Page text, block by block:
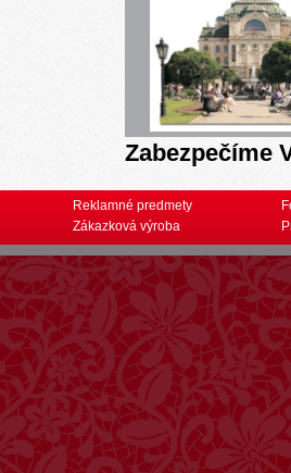
Zabezpečíme
Reklamné predmety
Zákazková výroba